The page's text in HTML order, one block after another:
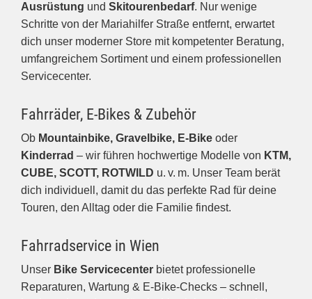
Ausrüstung und Skitourenbedarf. Nur wenige
Schritte von der Mariahilfer Straße entfernt, erwartet
dich unser moderner Store mit kompetenter Beratung,
umfangreichem Sortiment und einem professionellen
Servicecenter.
Fahrräder, E-Bikes & Zubehör
Ob Mountainbike, Gravelbike, E-Bike oder
Kinderrad – wir führen hochwertige Modelle von KTM,
CUBE, SCOTT, ROTWILD u. v. m. Unser Team berät
dich individuell, damit du das perfekte Rad für deine
Touren, den Alltag oder die Familie findest.
Fahrradservice in Wien
Unser Bike Servicecenter bietet professionelle
Reparaturen, Wartung & E-Bike-Checks – schnell,